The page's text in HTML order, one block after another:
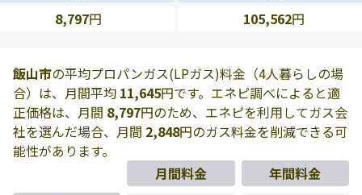
8,797円 105,562円
飯山市の平均プロパンガス(LPガス)料金（4人暮らしの場
合）は、月間平均 11,645円です。エネピ調べによると適
正価格は、月間 8,797円のため、エネピを利用してガス会
社を選んだ場合、月間 2,848円のガス料金を削減できる可
能性があります。
月間料金
年間料金